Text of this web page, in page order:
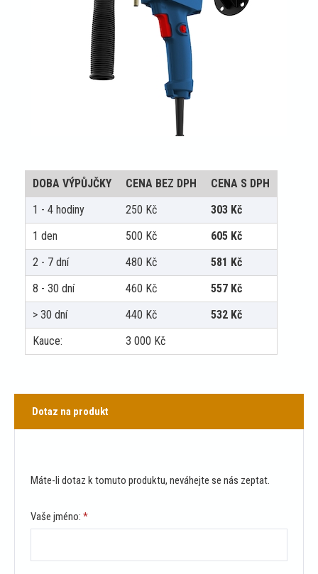
DOBA VÝPŮJČKY CENA BEZ DPH
CENA S DPH
1 - 4 hodiny
250 Kč 303 Kč
1 den
500 Kč 605 Kč
2 - 7 dní
480 Kč 581 Kč
8 - 30 dní
460 Kč 557 Kč
> 30 dní
440 Kč 532 Kč
Kauce:
3 000 Kč
Dotaz na produkt
Máte-li dotaz k tomuto produktu, neváhejte se nás zeptat.
Vaše jméno: *